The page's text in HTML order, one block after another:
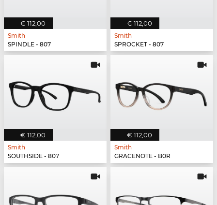
€ 112,00
Smith
SPINDLE - 807
€ 112,00
Smith
SPROCKET - 807
€ 112,00
Smith
SOUTHSIDE - 807
€ 112,00
Smith
GRACENOTE - B0R